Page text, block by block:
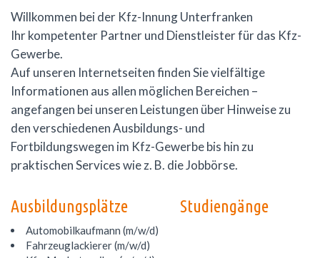
Willkommen bei der Kfz-Innung Unterfranken
Ihr kompetenter Partner und Dienstleister für das Kfz-
Gewerbe.
Auf unseren Internetseiten finden Sie vielfältige
Informationen aus allen möglichen Bereichen –
angefangen bei unseren Leistungen über Hinweise zu
den verschiedenen Ausbildungs- und
Fortbildungswegen im Kfz-Gewerbe bis hin zu
praktischen Services wie z. B. die Jobbörse.
Ausbildungsplätze
Automobilkaufmann (m/w/d)
Fahrzeuglackierer (m/w/d)
Studiengänge